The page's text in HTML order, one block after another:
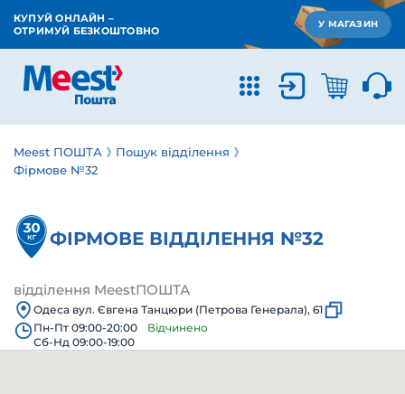
КУПУЙ ОНЛАЙН –
ОТРИМУЙ БЕЗКОШТОВНО
У МАГАЗИН
Meest ПОШТА
Пошук відділення
Фірмове №32
ФІРМОВЕ ВІДДІЛЕННЯ №32
відділення MeestПОШТА
Одеса вул. Євгена Танцюри (Петрова Генерала), 61
Пн-Пт 09:00-20:00
Відчинено
Сб-Нд 09:00-19:00